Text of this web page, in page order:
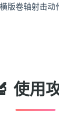
版卷轴射击
使用